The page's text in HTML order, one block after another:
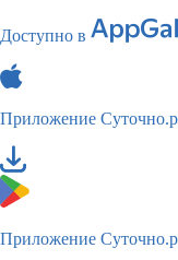
Доступно в
Приложение
Приложение